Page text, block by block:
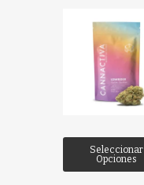
Seleccionar
Opciones